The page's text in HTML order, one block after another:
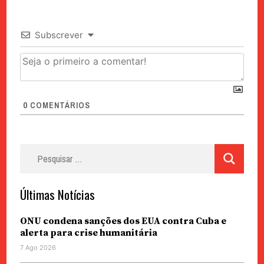
Subscrever
0 COMENTÁRIOS
Últimas Notícias
ONU condena sanções dos EUA contra Cuba e
alerta para crise humanitária
7 Ago 2026